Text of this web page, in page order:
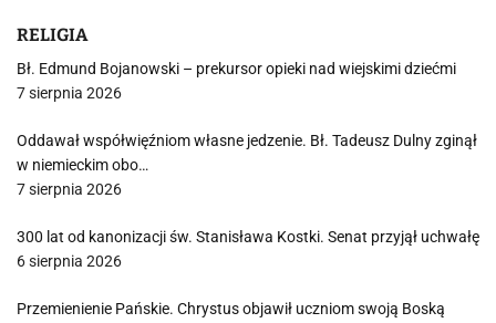
RELIGIA
Bł. Edmund Bojanowski – prekursor opieki nad wiejskimi dziećmi
7 sierpnia 2026
Oddawał współwięźniom własne jedzenie. Bł. Tadeusz Dulny zginął
w niemieckim obo…
7 sierpnia 2026
300 lat od kanonizacji św. Stanisława Kostki. Senat przyjął uchwałę
6 sierpnia 2026
Przemienienie Pańskie. Chrystus objawił uczniom swoją Boską